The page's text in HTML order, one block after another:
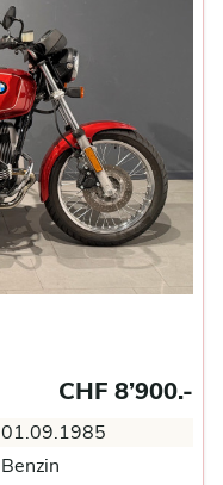
CHF 8’900.-
01.09.1985
Benzin